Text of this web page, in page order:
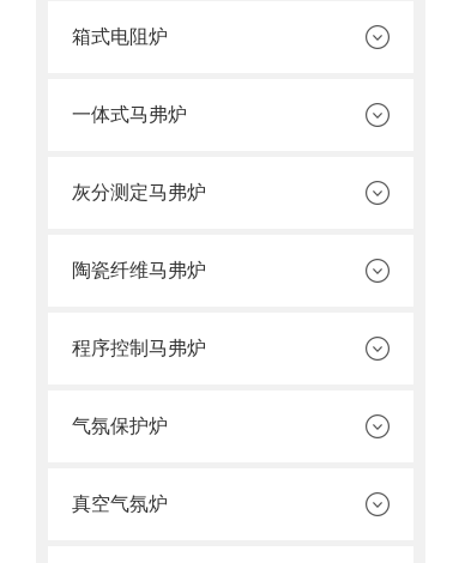
箱式电阻炉
一体式马弗炉
灰分测定马弗炉
陶瓷纤维马弗炉
程序控制马弗炉
气氛保护炉
真空气氛炉